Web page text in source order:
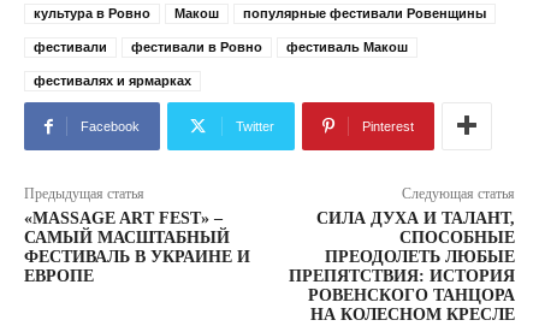
культура в Ровно Макош популярные фестивали Ровенщины
фестивали фестивали в Ровно фестиваль Макош
фестивалях и ярмарках
Facebook Twitter Pinterest
Предыдущая статья
«MASSAGE ART FEST» –
САМЫЙ МАСШТАБНЫЙ
ФЕСТИВАЛЬ В УКРАИНЕ И
ЕВРОПЕ
Следующая статья
СИЛА ДУХА И ТАЛАНТ,
СПОСОБНЫЕ
ПРЕОДОЛЕТЬ ЛЮБЫЕ
ПРЕПЯТСТВИЯ: ИСТОРИЯ
РОВЕНСКОГО ТАНЦОРА
НА КОЛЕСНОМ КРЕСЛЕ